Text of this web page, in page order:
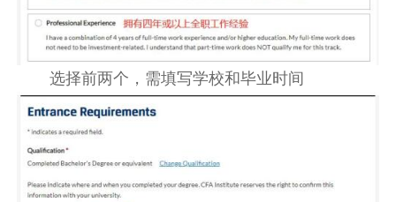
选择前两个，需填写学校和毕业时间